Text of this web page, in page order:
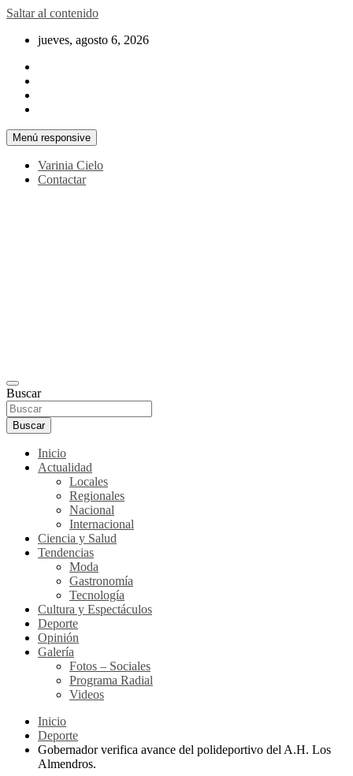
Saltar al contenido
jueves, agosto 6, 2026
Menú responsive
Varinia Cielo
Contactar
Buscar
Buscar
Inicio
Actualidad
Locales
Regionales
Nacional
Internacional
Ciencia y Salud
Tendencias
Moda
Gastronomía
Tecnología
Cultura y Espectáculos
Deporte
Opinión
Galería
Fotos – Sociales
Programa Radial
Videos
Inicio
Deporte
Gobernador verifica avance del polideportivo del A.H. Los
Almendros.